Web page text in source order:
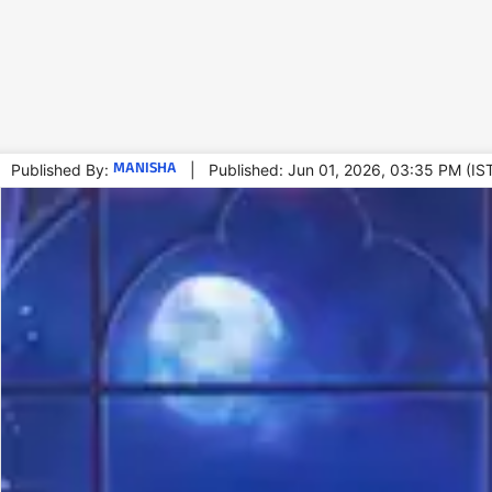
Published By: MANISHA Published: Jun 01, 2026, 03:35 PM